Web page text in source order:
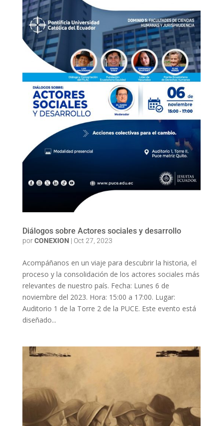
Diálogos sobre Actores sociales y desarrollo
porCONEXION | Oct 27, 2023
Acompáñanos en un viaje para descubrir la historia, el
proceso y la consolidación de los actores sociales más
relevantes de nuestro país. Fecha: Lunes 6 de
noviembre del 2023. Hora: 15:00 a 17:00. Lugar:
Auditorio 1 de la Torre 2 de la PUCE. Este evento está
diseñado...